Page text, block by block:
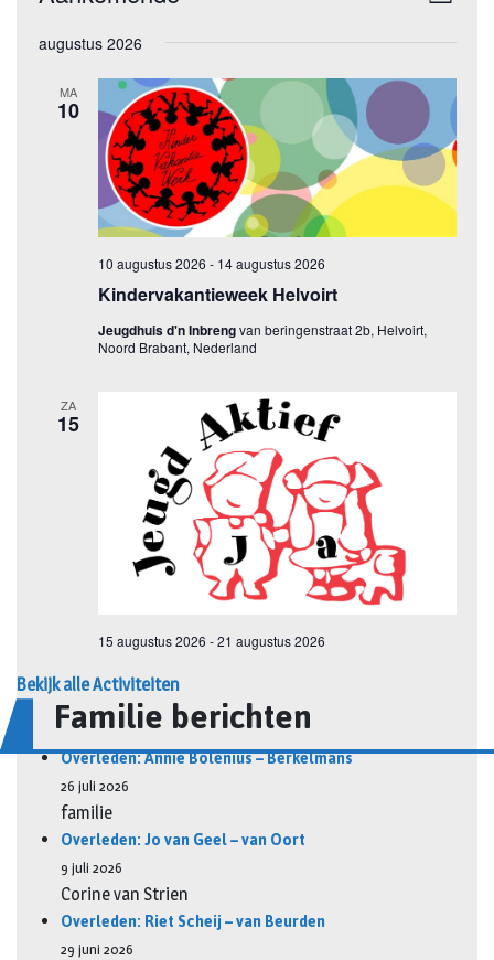
Bekijk alle Activiteiten
Familie berichten
Overleden: Annie Bolenius – Berkelmans
26 juli 2026
familie
Overleden: Jo van Geel – van Oort
9 juli 2026
Corine van Strien
Overleden: Riet Scheij – van Beurden
29 juni 2026